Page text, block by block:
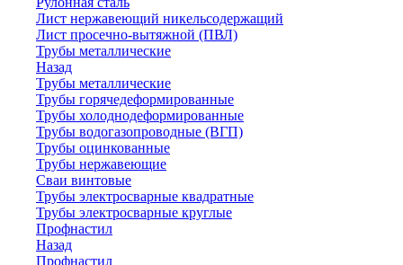
Лист нержавеющий никельсодержащий
Лист просечно-вытяжной (ПВЛ)
Трубы металлические
Назад
Трубы металлические
Трубы горячедеформированные
Трубы холоднодеформированные
Трубы водогазопроводные (ВГП)
Трубы оцинкованные
Трубы нержавеющие
Сваи винтовые
Трубы электросварные квадратные
Трубы электросварные круглые
Профнастил
Назад
Профнастил